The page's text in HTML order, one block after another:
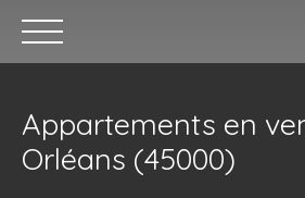
Appartements en
Orléans (45000)